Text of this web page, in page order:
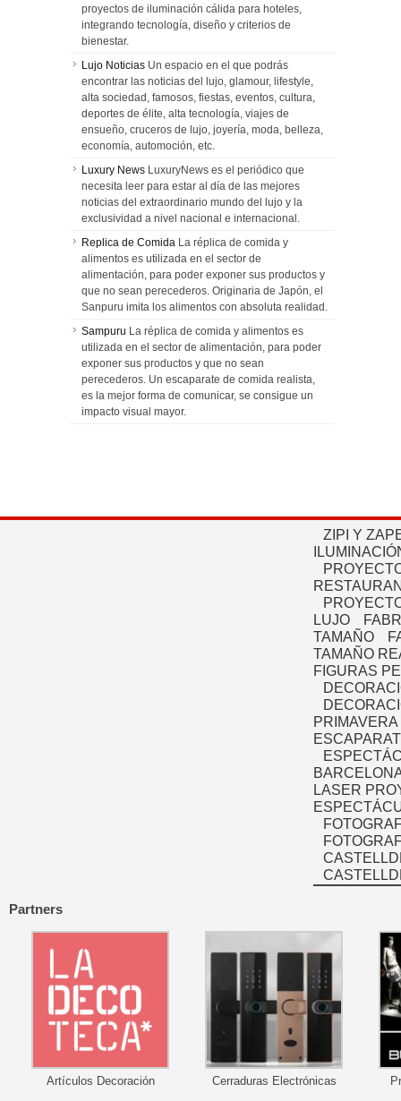
proyectos de iluminación cálida para hoteles,
integrando tecnología, diseño y criterios de
bienestar.
Lujo Noticias Un espacio en el que podrás
encontrar las noticias del lujo, glamour, lifestyle,
alta sociedad, famosos, fiestas, eventos, cultura,
deportes de élite, alta tecnología, viajes de
ensueño, cruceros de lujo, joyería, moda, belleza,
economía, automoción, etc.
Luxury News LuxuryNews es el periódico que
necesita leer para estar al día de las mejores
noticias del extraordinario mundo del lujo y la
exclusividad a nivel nacional e internacional.
Replica de Comida La réplica de comida y
alimentos es utilizada en el sector de
alimentación, para poder exponer sus productos y
que no sean perecederos. Originaria de Japón, el
Sanpuru imita los alimentos con absoluta realidad.
Sampuru La réplica de comida y alimentos es
utilizada en el sector de alimentación, para poder
exponer sus productos y que no sean
perecederos. Un escaparate de comida realista,
es la mejor forma de comunicar, se consigue un
impacto visual mayor.
ZIPI Y
LUJO
TAMAÑO
TAMAÑO
FIGURAS
PRIMAVERA
LASER
Partners
Artículos Decoración Cerraduras Electrónicas